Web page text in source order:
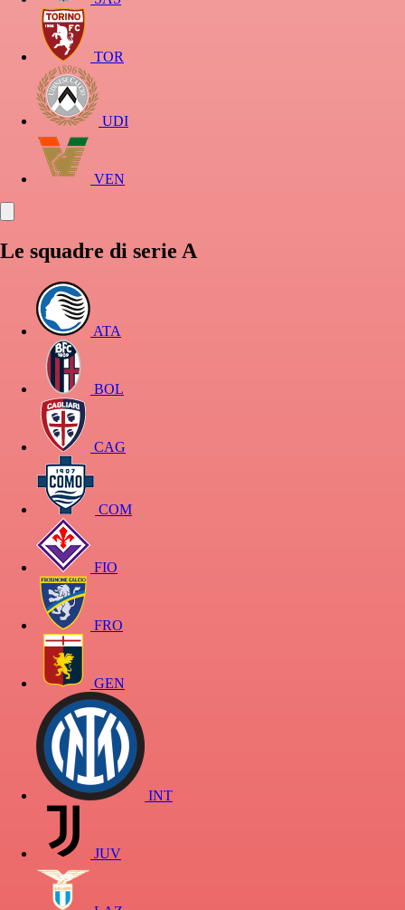
TOR
UDI
VEN
Le squadre di serie A
ATA
BOL
CAG
COM
FIO
FRO
GEN
INT
JUV